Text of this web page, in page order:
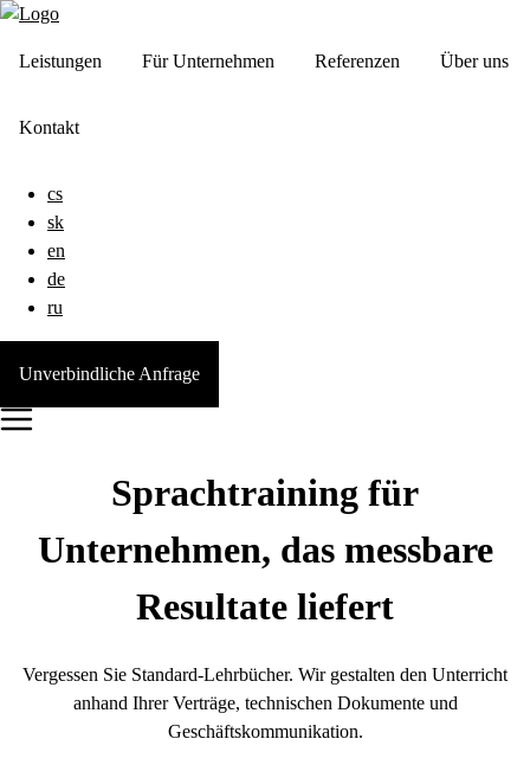
Leistungen Für Unternehmen Referenzen Über uns
Kontakt
cs
sk
en
de
ru
Unverbindliche Anfrage
Sprachtraining für
Unternehmen, das messbare
Resultate liefert
Vergessen Sie Standard-Lehrbücher. Wir gestalten den Unterricht
anhand Ihrer Verträge, technischen Dokumente und
Geschäftskommunikation.